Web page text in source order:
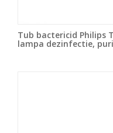
Tub bactericid Philips
lampa dezinfectie,